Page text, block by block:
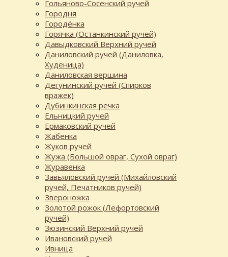
Гольяново-Сосенский ручей
Городня
Городёнка
Горячка (Останкинский ручей)
Давыдковский Верхний ручей
Даниловский ручей (Даниловка,
Худеница)
Даниловская вершина
Дегунинский ручей (Спирков
вражек)
Дубинкинская речка
Ельницкий ручей
Ермаковский ручей
Жабенка
Жуков ручей
Жужа (Большой овраг, Сухой овраг)
Журавенка
Завьяловский ручей (Михайловский
ручей, Печатников ручей)
Звероножка
Золотой рожок (Лефортовский
ручей)
Зюзинский Верхний ручей
Ивановский ручей
Ивница